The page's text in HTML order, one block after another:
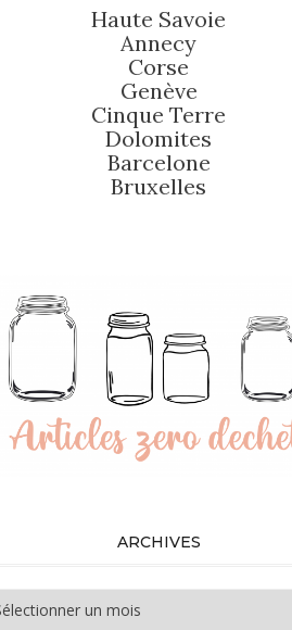
Haute Savoie
Annecy
Corse
Genève
Cinque Terre
Dolomites
Barcelone
Bruxelles
ARCHIVES